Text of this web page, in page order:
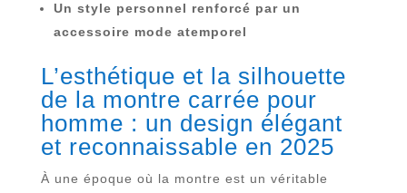
Un style personnel renforcé par un
accessoire mode atemporel
L’esthétique et la silhouette
de la montre carrée pour
homme : un design élégant
et reconnaissable en 2025
À une époque où la montre est un véritable